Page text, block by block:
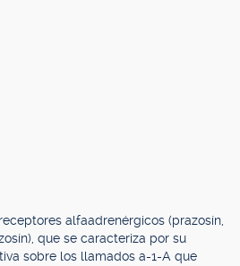
alfaadrenérgicos (prazosín,
que se caracteriza por su
sobre los llamados a-1-A que